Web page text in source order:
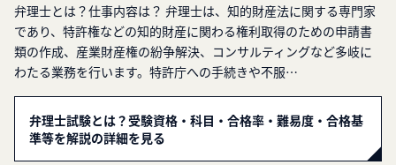
弁理士とは？仕事内容は？ 弁理士は、知的財産法に関する専門家
であり、特許権などの知的財産に関わる権利取得のための申請書
類の作成、産業財産権の紛争解決、コンサルティングなど多岐に
わたる業務を行います。特許庁への手続きや不服…
弁理士試験とは？受験資格・科目・合格率・難易度・合格基
準等を解説の詳細を見る